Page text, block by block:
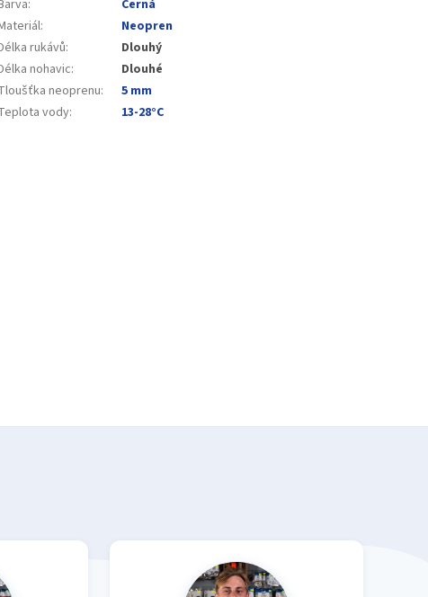
:
Černá
:
Neopren
rukávů:
Dlouhý
nohavic:
Dlouhé
neoprenu:
5 mm
vody: 13-28°C